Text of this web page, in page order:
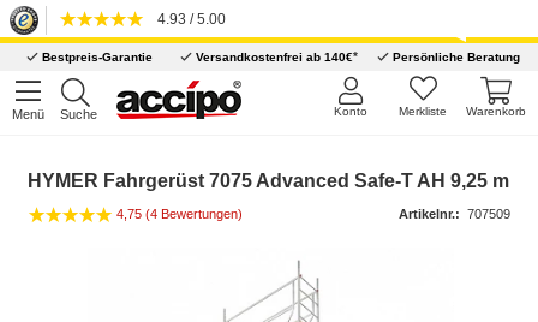
4.93 / 5.00
Bestpreis-Garantie Versandkostenfrei ab 140€* Persönliche Beratung
Menü Suche Warenkorb
Merkliste
Konto
HYMER Fahrgerüst 7075 Advanced Safe-T AH 9,25 m
4,75 (4 Bewertungen) Artikelnr.: 707509